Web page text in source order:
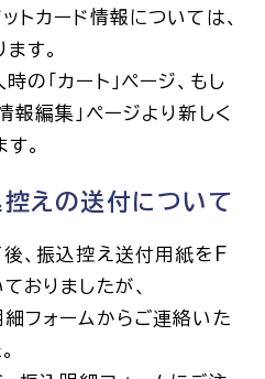
トカード情報については、
す。
の「カート」ページ、もし
報編集」ページより新しく
。
えの送付について
、振込控え送付用紙をF
おりましたが、
フォームからご連絡いた